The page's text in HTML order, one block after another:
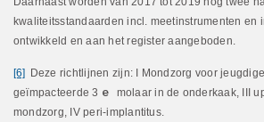
kwaliteitsstandaarden incl. meetinstrumenten en
ontwikkeld en aan het register aangeboden.
[6]
Deze richtlijnen zijn: I Mondzorg voor
geïmpacteerde 3 e
molaar in de onderkaak, III
mondzorg, IV peri-implantitus.